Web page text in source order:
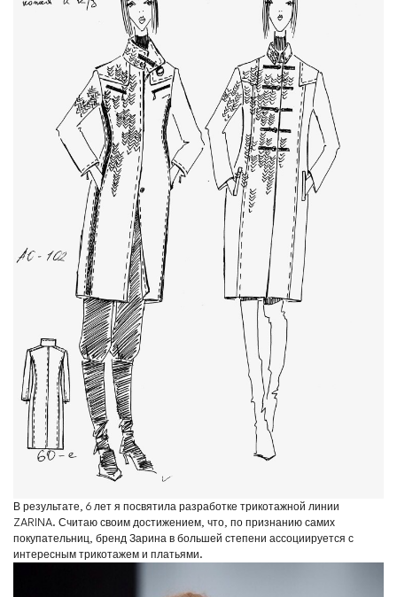
В результате, 6 лет я посвятила разработке трикотажной линии
ZARINA. Считаю своим достижением, что, по признанию самих
покупательниц, бренд Зарина в большей степени ассоциируется с
интересным трикотажем и платьями.